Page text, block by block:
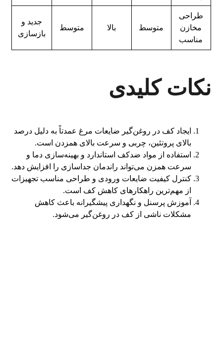
طراحی
مخازن
مناسب
متوسط بالا متوسط
جدید و
بازسازی
نکات کلیدی
ایجاد کف در روغن‌گیر ضایعات مرغ عمدتاً به دلیل درصد
بالای پروتئین، چربی و سرعت بالای همزدن است.
استفاده از مواد ضدکف استاندارد و بهینه‌سازی دما و
سرعت همزن می‌تواند راندمان جداسازی را افزایش دهد.
کنترل کیفیت ضایعات ورودی و طراحی مناسب تجهیزات
از مهم‌ترین راهکارهای کاهش کف است.
آموزش پرسنل و نگهداری پیشگیرانه باعث کاهش
مشکلات ناشی از کف در روغن‌گیر می‌شود.